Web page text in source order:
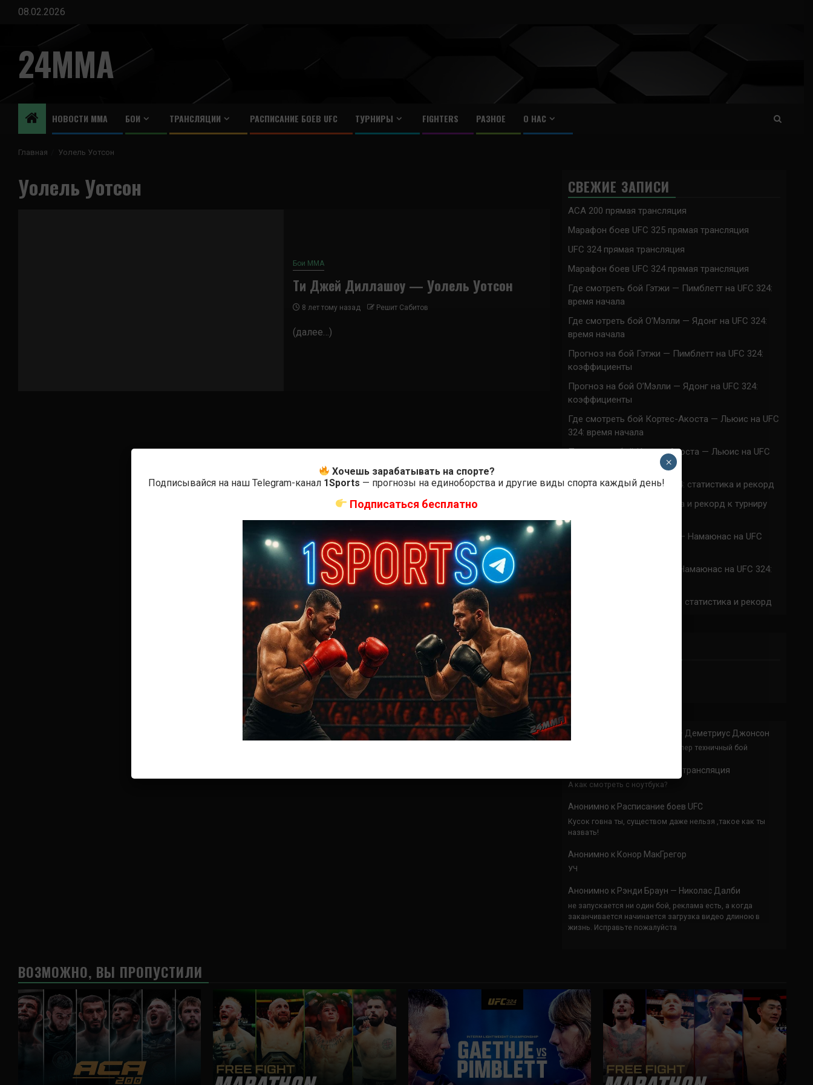
Перейти
содержимому
08.02.2026
24MMA
НОВОСТИ ММА БОИ ТРАНСЛЯЦИИ РАСПИСАНИЕ БОЕВ UFC ТУРНИРЫ FIGHTERS РАЗНОЕ О НАС
Главная Уолель Уотсон
Уолель Уотсон
Бои ММА
Ти Джей Диллашоу — Уолель Уотсон
8 лет тому назад Решит Сабитов
(далее…)
СВЕЖИЕ ЗАПИСИ
ACA 200 прямая трансляция
Марафон боев UFC 325 прямая трансляция
UFC 324 прямая трансляция
Марафон боев UFC 324 прямая трансляция
Где смотреть бой Гэтжи — Пимблетт на UFC 324:
время начала
Где смотреть бой О’Мэлли — Ядонг на UFC 324:
время начала
Прогноз на бой Гэтжи — Пимблетт на UFC 324:
коэффициенты
Прогноз на бой О’Мэлли — Ядонг на UFC 324:
коэффициенты
Где смотреть бой Кортес-Акоста — Льюис на UFC
324: время начала
Прогноз на бой Кортес-Акоста — Льюис на UFC
Наталья Сильва на UFC 324: статистика и рекорд
Роуз Намаюнас: статистика и рекорд к турниру
Где смотреть бой Сильва — Намаюнас на UFC
Прогноз на бой Сильва — Намаюнас на UFC 324:
Арнольд Аллен на UFC 324: статистика и рекорд
Анонимно Доминик Круз — Деметриус Джонсон
Спасибо что выложили этот супер техничный бой
UFC 324 прямая трансляция
А как смотреть с ноутбука?
Анонимно к Расписание боев UFC
Кусок говна ты, существом даже нельзя ,такое как ты
назвать!
Анонимно к Конор МакГрегор
УЧ
Анонимно к Рэнди Браун — Николас Далби
не запускается ни один бой, реклама есть, а когда
заканчивается начинается загрузка видео длиною в
жизнь. Исправьте пожалуйста
ВОЗМОЖНО, ВЫ ПРОПУСТИЛИ
Хочешь зарабатывать на спорте?
Подписывайся на наш Telegram-канал 1Sports — прогнозы на единоборства и другие виды спорта каждый день!
Подписаться бесплатно
×